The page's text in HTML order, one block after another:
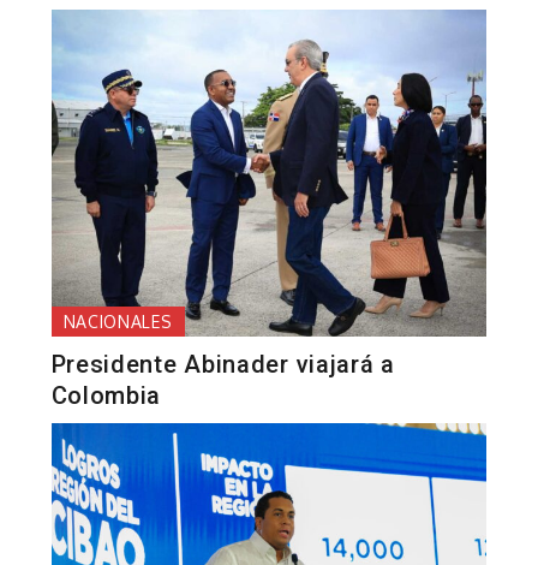
NACIONALES
Presidente Abinader viajará a
Colombia